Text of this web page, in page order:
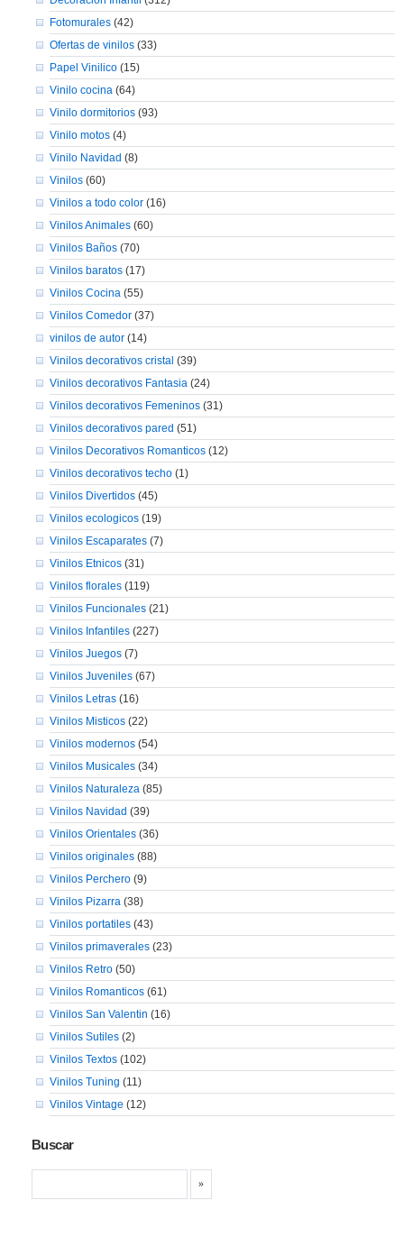
Fotomurales(42)
Ofertas de vinilos(33)
Papel Vinilico(15)
Vinilo cocina(64)
Vinilo dormitorios(93)
Vinilo motos(4)
Vinilo Navidad (8)
Vinilos(60)
Vinilos a todo color(16)
Vinilos Animales(60)
Vinilos Baños(70)
Vinilos baratos(17)
Vinilos Cocina(55)
Vinilos Comedor(37)
vinilos de autor(14)
Vinilos decorativos cristal (39)
Vinilos decorativos Fantasia(24)
Vinilos decorativos Femeninos(31)
Vinilos decorativos pared (51)
Vinilos Decorativos Romanticos(12)
Vinilos decorativos techo(1)
Vinilos Divertidos(45)
Vinilos ecologicos(19)
Vinilos Escaparates(7)
Vinilos Etnicos(31)
Vinilos florales(119)
Vinilos Funcionales(21)
Vinilos Infantiles(227)
Vinilos Juegos(7)
Vinilos Juveniles(67)
Vinilos Letras(16)
Vinilos Misticos(22)
Vinilos modernos(54)
Vinilos Musicales(34)
Vinilos Naturaleza(85)
Vinilos Navidad (39)
Vinilos Orientales(36)
Vinilos originales(88)
Vinilos Perchero(9)
Vinilos Pizarra(38)
Vinilos portatiles(43)
Vinilos primaverales(23)
Vinilos Retro(50)
Vinilos Romanticos(61)
Vinilos San Valentin (16)
Vinilos Sutiles(2)
Vinilos Textos(102)
Vinilos Tuning (11)
Vinilos Vintage (12)
Buscar